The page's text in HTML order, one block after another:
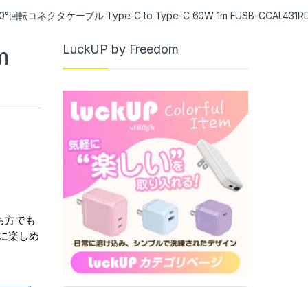
回転コネクタケーブル Type-C to Type-C 60W 1m FUSB-
方でも
楽しめ
LuckUP by Freedom